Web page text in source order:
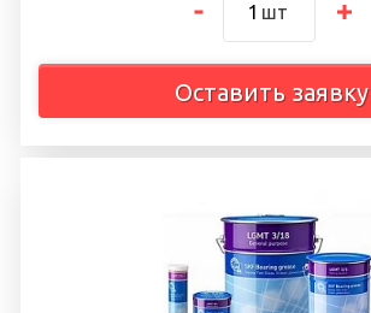
шт
Оставить заявку